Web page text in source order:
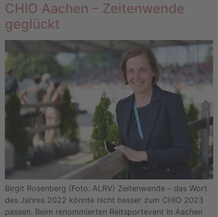
CHIO Aachen – Zeitenwende
geglückt
Birgit Rosenberg (Foto: ALRV) Zeitenwende – das Wort
des Jahres 2022 könnte nicht besser zum CHIO 2023
passen. Beim renommierten Reitsportevent in Aachen